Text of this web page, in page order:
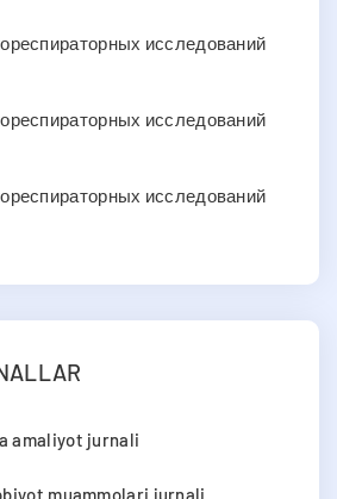
исследований
исследований
исследований
amaliyot jurnali
muammolari jurnali